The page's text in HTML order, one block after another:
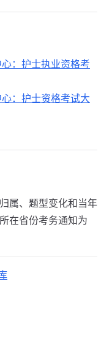
：护士执业资格考
：护士资格考试大
属、题型变化和当年
在省份考务通知为